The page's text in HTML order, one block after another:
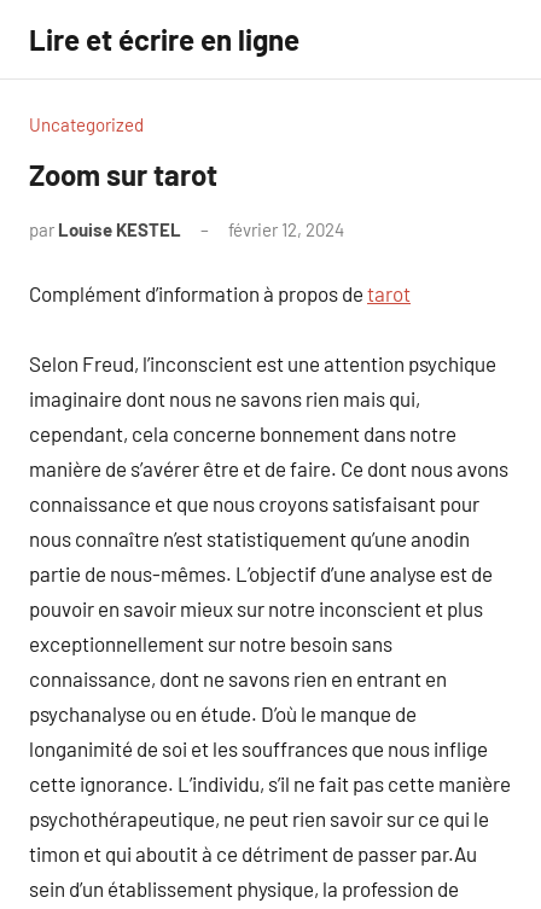
contenu
Lire et écrire en ligne
Uncategorized
Zoom sur tarot
par Louise KESTEL février 12, 2024
Complément d’information à propos de tarot
Selon Freud, l’inconscient est une attention psychique
imaginaire dont nous ne savons rien mais qui,
cependant, cela concerne bonnement dans notre
manière de s’avérer être et de faire. Ce dont nous avons
connaissance et que nous croyons satisfaisant pour
nous connaître n’est statistiquement qu’une anodin
partie de nous-mêmes. L’objectif d’une analyse est de
pouvoir en savoir mieux sur notre inconscient et plus
exceptionnellement sur notre besoin sans
connaissance, dont ne savons rien en entrant en
psychanalyse ou en étude. D’où le manque de
longanimité de soi et les souffrances que nous inflige
cette ignorance. L’individu, s’il ne fait pas cette manière
psychothérapeutique, ne peut rien savoir sur ce qui le
timon et qui aboutit à ce détriment de passer par.Au
sein d’un établissement physique, la profession de